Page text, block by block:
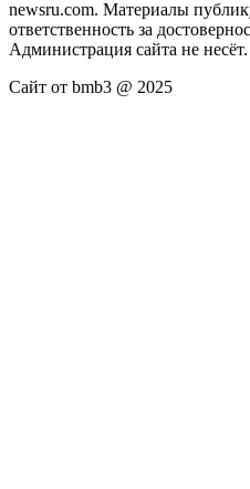
newsru.com. Материалы
ответственность за
Администрация сайта не несёт.
Сайт от bmb3 @ 2025